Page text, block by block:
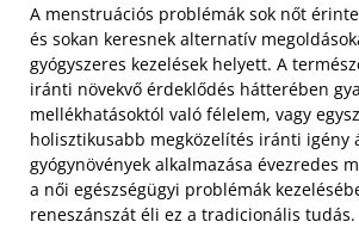
A menstruációs problémák sok nőt
és sokan keresnek alternatív
gyógyszeres kezelések helyett. A
iránti növekvő érdeklődés hátterében
mellékhatásoktól való félelem, vagy
holisztikusabb megközelítés iránti igény
gyógynövények alkalmazása évezredes
a női egészségügyi problémák
reneszánszát éli ez a tradicionális tudás.